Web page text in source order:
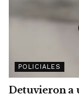
POLICIALES
Detuvieron a